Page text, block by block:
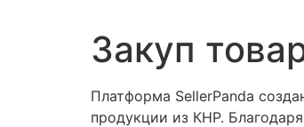
Закуп
Платформа SellerPanda
продукции из КНР.